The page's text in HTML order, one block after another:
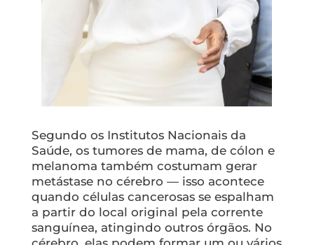
Segundo os Institutos Nacionais da
Saúde, os tumores de mama, de cólon e
melanoma também costumam gerar
metástase no cérebro — isso acontece
quando células cancerosas se espalham
a partir do local original pela corrente
sanguínea, atingindo outros órgãos. No